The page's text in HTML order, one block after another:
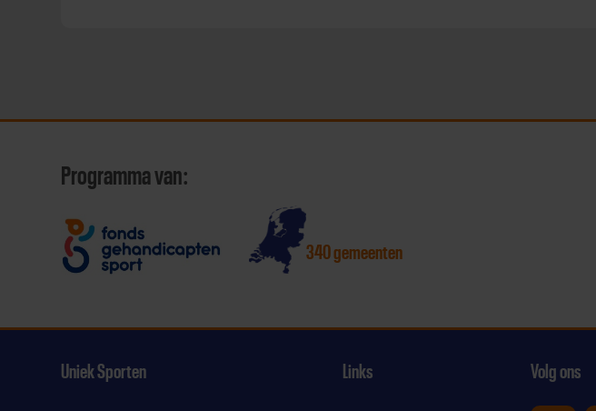
Programma van:
340 gemeenten
Uniek Sporten Links Volg ons